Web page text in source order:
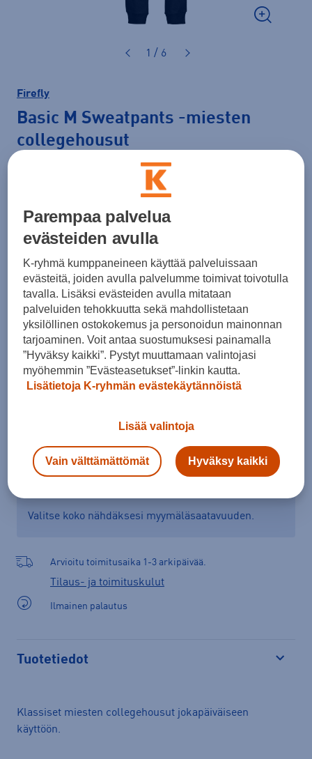
1 / 6
Firefly
Basic M Sweatpants -miesten
collegehousut
Koko
L XL XXL
Kokotaulukko
Lisää ostoskoriin
Tarkista saatavuus ja tilaa myymälästä
Verkkokauppa: SaatavillaMyymälät: Saatavilla
Valitse koko nähdäksesi myymäläsaatavuuden.
Arvioitu toimitusaika 1-3 arkipäivää.
Tilaus- ja toimituskulut
Ilmainen palautus
Tuotetiedot
Klassiset miesten collegehousut jokapäiväiseen
käyttöön.
Parempaa palvelua
evästeiden avulla
K-ryhmä kumppaneineen käyttää palveluissaan
evästeitä, joiden avulla palvelumme toimivat toivotulla
tavalla. Lisäksi evästeiden avulla mitataan
palveluiden tehokkuutta sekä mahdollistetaan
yksilöllinen ostokokemus ja personoidun mainonnan
tarjoaminen. Voit antaa suostumuksesi painamalla
”Hyväksy kaikki”. Pystyt muuttamaan valintojasi
myöhemmin ”Evästeasetukset”-linkin kautta.
Lisätietoja K-ryhmän evästekäytännöistä
Lisää valintoja
Vain välttämättömät Hyväksy kaikki